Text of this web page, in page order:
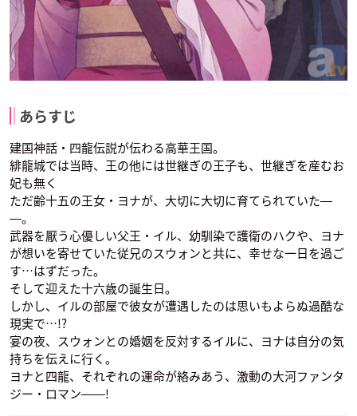
あらすじ
建国神話・四龍伝説が伝わる高華王国。
緋龍城では当時、王の他には世継ぎの王子も、世継ぎを産むお
妃も無く
ただ齢十五の王女・ヨナが、大切に大切に育てられていた―
―。
武器を厭う心優しい父王・イル、幼馴染で護衛のハクや、ヨナ
が想いを寄せていた従兄のスウォンと共に、幸せな一日を過ご
す…はずだった。
そして迎えた十六歳の誕生日。
しかし、イルの部屋で彼女が遭遇したのは思いもよらぬ過酷な
現実で…!?
宴の夜、スウォンとの婚姻を反対するイルに、ヨナは自分の気
持ちを伝えに行く。
ヨナと四龍、それぞれの運命が絡みあう、激動の大河ファンタ
ジー・ロマン――!